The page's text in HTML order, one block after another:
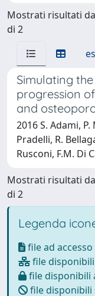
Mostrati risultati
di 2
Simulating
progression
and
2016 S. Adami,
Pradelli, R.
Rusconi, F.M. Di
Mostrati risultati
di 2
Legenda
file ad
file
file disponibili
file